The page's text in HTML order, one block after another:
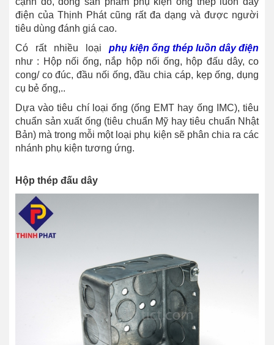
điện của Thịnh Phát cũng rất đa dạng và được người
tiêu dùng đánh giá cao.
Có rất nhiều loại phụ kiện ống thép luồn dây điện
như : Hộp nối ống, nắp hộp nối ống, hộp đấu dây, co
cong/ co đúc, đầu nối ống, đầu chia cáp, kẹp ống, dụng
cụ bẻ ống,..
Dựa vào tiêu chí loại ống (ống EMT hay ống IMC), tiêu
chuẩn sản xuất ống (tiêu chuẩn Mỹ hay tiêu chuẩn Nhật
Bản) mà trong mỗi một loại phụ kiện sẽ phân chia ra các
nhánh phụ kiện tương ứng.
Hộp thép đấu dây